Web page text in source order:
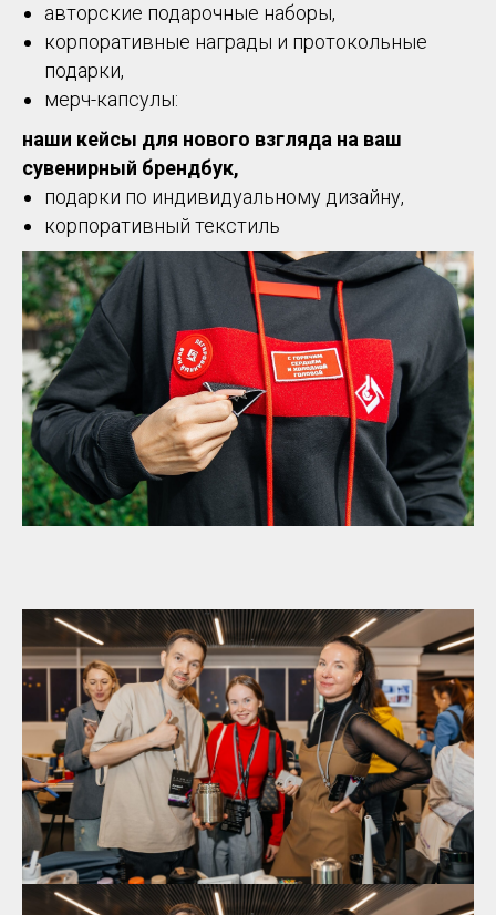
авторские подарочные наборы,
корпоративные награды и протокольные
подарки,
мерч-капсулы:
наши кейсы для нового взгляда на ваш
сувенирный брендбук,
подарки по индивидуальному дизайну,
корпоративный текстиль